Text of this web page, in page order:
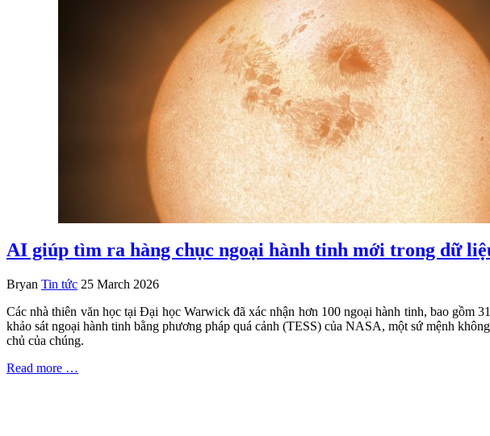
AI giúp tìm ra hàng chục ngoại hành tinh mới trong dữ
Bryan Tin tức 25 March 2026
Các nhà thiên văn học tại Đại học Warwick đã xác nhận hơn 100 ngoại hành tinh, bao gồm
khảo sát ngoại hành tinh bằng phương pháp quá cảnh (TESS) của NASA, một sứ mệnh
chủ của chúng.
Read more …